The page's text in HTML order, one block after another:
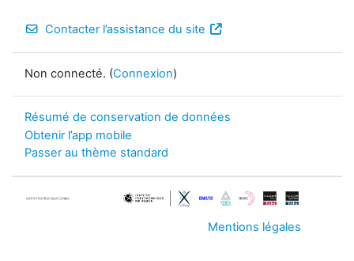
Contacter l’assistance du site
Non connecté. (Connexion)
Résumé de conservation de données
Obtenir l’app mobile
Passer au thème standard
Mentions légales